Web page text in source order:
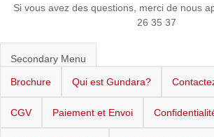
Si vous avez des questions, merci de nous
26 35 37
Secondary Menu
Brochure Qui est Gundara?
CGV Paiement et Envoi